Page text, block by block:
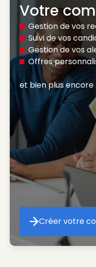
Votre
Gestion de vos
Suivi de vos
Gestion de vos
Offres
et bien plus encore
Créer votre